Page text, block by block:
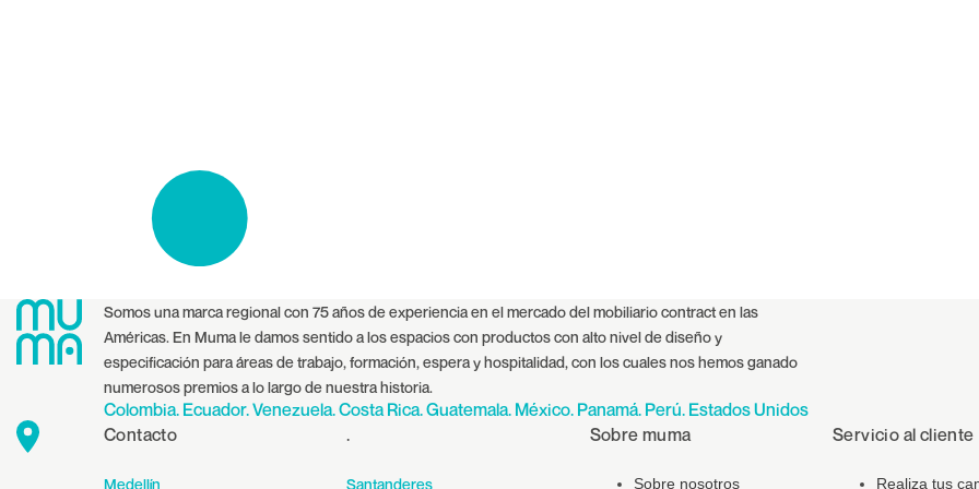
Somos una marca regional con 75 años de experiencia en el mercado del mobiliario contract en las
Américas. En Muma le damos sentido a los espacios con productos con alto nivel de diseño y
especificación para áreas de trabajo, formación, espera y hospitalidad, con los cuales nos hemos ganado
numerosos premios a lo largo de nuestra historia.
Colombia. Ecuador. Venezuela. Costa Rica. Guatemala. México. Panamá. Perú. Estados Unidos
Contacto
Medellín
.
Santanderes
Sobre muma
Sobre nosotros
Servicio al cliente
Realiza tus